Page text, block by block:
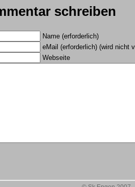
schreiben
Name (erforderlich)
eMail (erforderlich) (wird nicht
Webseite